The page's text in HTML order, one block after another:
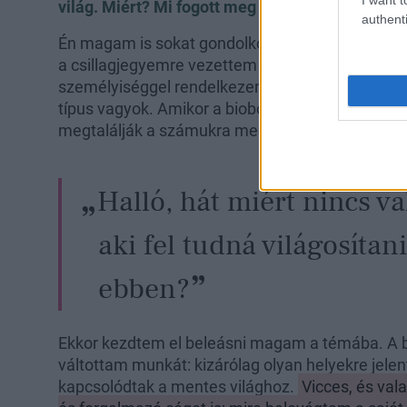
világ. Miért? Mi fogott meg annyira a mentes
Én magam is sokat gondolkodtam már azon, mi
a csillagjegyemre vezettem vissza:
személyiséggel rendelkezem, nagy bennem a
típus vagyok. Amikor a bioboltban anno láttam,
megtalálják a számukra megfelelő
Halló, hát miért nincs
aki fel tudná
ebben?
Ekkor kezdtem el beleásni magam a témába.
váltottam munkát: kizárólag olyan helyekre
kapcsolódtak a mentes világhoz. Vicces, és